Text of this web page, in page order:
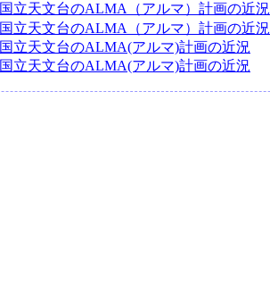
国立天文台のALMA（アルマ）計画の近況
国立天文台のALMA（アルマ）計画の近況
国立天文台のALMA(アルマ)計画の近況
国立天文台のALMA(アルマ)計画の近況